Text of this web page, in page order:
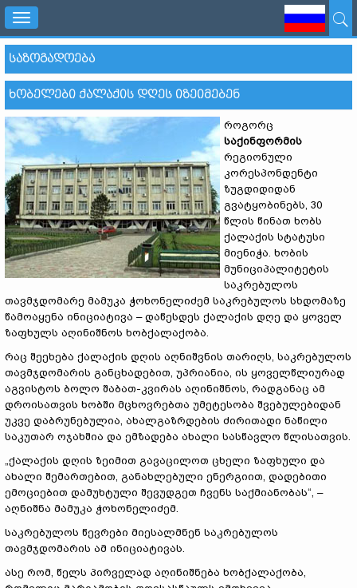
Toggle
navigation
ᲡᲐᲖᲝᲒᲐᲓᲝᲔᲑᲐ
ᲮᲝᲑᲔᲚᲔᲑᲘ ᲥᲐᲚᲐᲥᲘᲡ ᲓᲦᲔᲡ ᲘᲖᲔᲘᲛᲔᲑᲔᲜ
როგორც
საქინფორმის
რეგიონული
კორესპონდენტი
ზუგდიდიდან
გვატყობინებს, 30
წლის წინათ ხობს
ქალაქის სტატუსი
მიენიჭა. ხობის
მუნიციპალიტეტის
საკრებულოს
თავმჯდომარე მამუკა ჭოხონელიძემ საკრებულოს სხდომაზე
წამოაყენა ინიციატივა – დაწესდეს ქალაქის დღე და ყოველ
ზაფხულს აღინიშნოს ხობქალაქობა.
რაც შეეხება ქალაქის დღის აღნიშვნის თარიღს, საკრებულოს
თავმჯდომარის განცხადებით, უპრიანია, ის ყოველწლიურად
აგვისტოს ბოლო შაბათ-კვირას აღინიშნოს, რადგანაც ამ
დროისათვის ხობში მცხოვრებთა უმეტესობა შვებულებიდან
უკვე დაბრუნებულია, ახალგაზრდების ძირითადი ნაწილი
საკუთარ ოჯახშია და ემზადება ახალი სასწავლო წლისათვის.
„ქალაქის დღის ზეიმით გავაცილოთ ცხელი ზაფხული და
ახალი შემართებით, განახლებული ენერგიით, დადებითი
ემოციებით დამუხტული შევუდგეთ ჩვენს საქმიანობას“, –
აღნიშნა მამუკა ჭოხონელიძემ.
საკრებულოს წევრები მიესალმნენ საკრებულოს
თავმჯდომარის ამ ინიციატივას.
ასე რომ, წელს პირველად აღინიშნება ხობქალაქობა,